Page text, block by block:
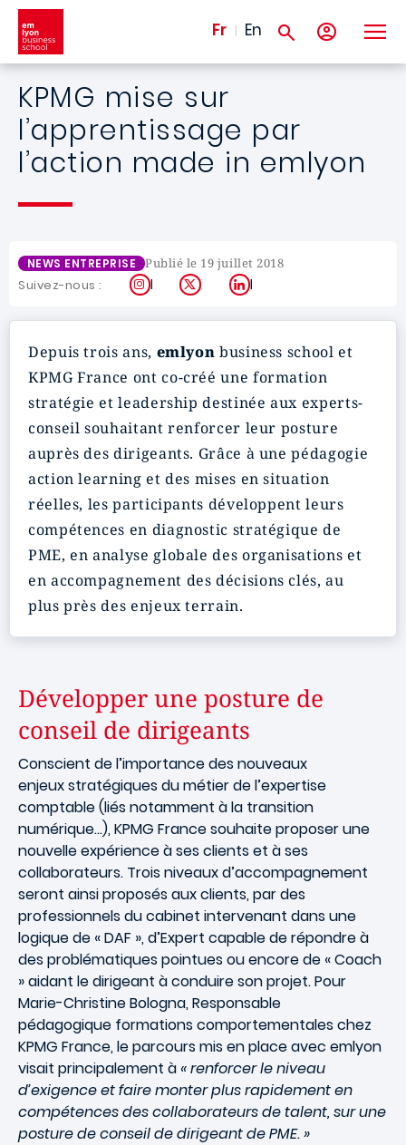
Aller au contenu principal
Fr En
KPMG mise sur
l’apprentissage par
l’action made in emlyon
NEWS ENTREPRISE Publié le 19 juillet 2018
Suivez-nous : Instagram
X LinkedIn
Depuis trois ans, emlyonbusiness school et
KPMG France ont co-créé une formation
stratégie et leadership destinée aux experts-
conseil souhaitant renforcer leur posture
auprès des dirigeants. Grâce à une pédagogie
action learning et des mises en situation
réelles, les participants développent leurs
compétences en diagnostic stratégique de
PME, en analyse globale des organisations et
en accompagnement des décisions clés, au
plus près des enjeux terrain.
Développer une posture de
conseil de dirigeants
Conscient de l’importance des nouveaux
enjeux stratégiques du métier de l’expertise
comptable (liés notamment à la transition
numérique…), KPMG France souhaite proposer une
nouvelle expérience à ses clients et à ses
collaborateurs. Trois niveaux d’accompagnement
seront ainsi proposés aux clients, par des
professionnels du cabinet intervenant dans une
logique de « DAF », d’Expert capable de répondre à
des problématiques pointues ou encore de « Coach
» aidant le dirigeant à conduire son projet. Pour
Marie-Christine Bologna, Responsable
pédagogique formations comportementales chez
KPMG France, le parcours mis en place avec emlyon
visait principalement à« renforcer le niveau
d’exigence et faire monter plus rapidement en
compétences des collaborateurs de talent, sur une
posture de conseil de dirigeant de PME. »